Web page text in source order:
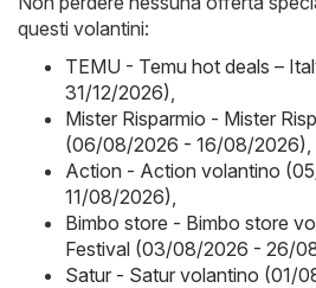
questi volantini:
TEMU - Temu hot deals –
31/12/2026)
Mister Risparmio - Mister
(06/08/2026 - 16/08/2026)
Action - Action volantino
11/08/2026)
Bimbo store - Bimbo store
Festival (03/08/2026 - 26/
Satur - Satur volantino (01/